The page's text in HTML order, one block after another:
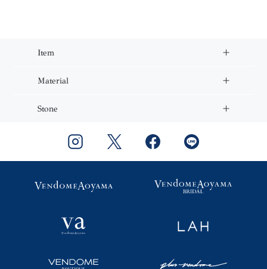
Item
Material
Stone